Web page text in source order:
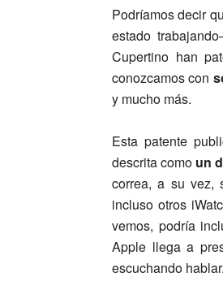
Podríamos decir
estado
Cupertino han
conozcamos con
y mucho más.
Esta patente
descrita como un
correa, a su vez,
incluso otros
vemos, podría
Apple llega a
escuchando hablar.